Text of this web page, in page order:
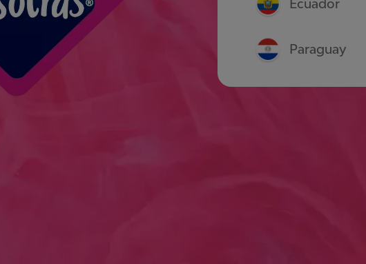
Ecuador
Paraguay